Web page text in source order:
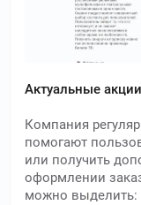
Актуальные акции
Компания
помогают
или получить
оформлении
можно выделить: